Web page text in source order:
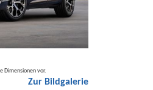
Dimensionen vor.
Zur Bildgalerie